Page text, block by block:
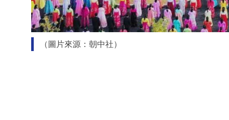
（圖片來源：朝中社）